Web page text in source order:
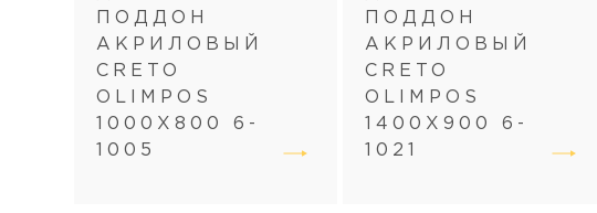
ПОДДОН
АКРИЛОВЫЙ
CRETO
OLIMPOS
1000Х800 6-
1005
ПОДДОН
АКРИЛОВЫЙ
CRETO
OLIMPOS
1400Х900 6-
1021